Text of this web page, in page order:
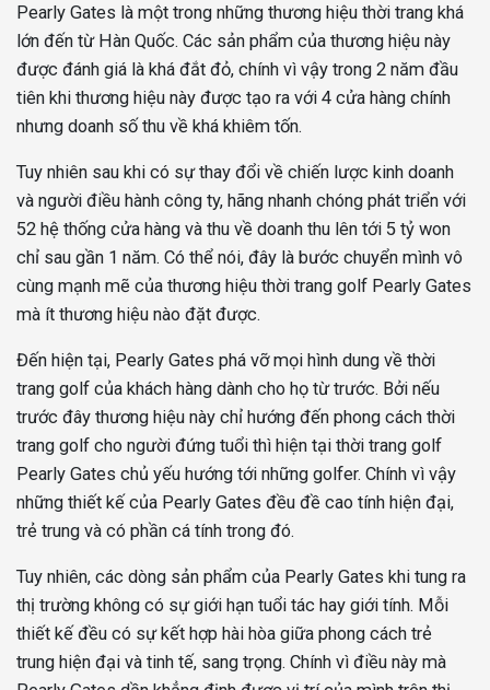
Pearly Gates là một trong những thương hiệu thời trang khá
lớn đến từ Hàn Quốc. Các sản phẩm của thương hiệu này
được đánh giá là khá đắt đỏ, chính vì vậy trong 2 năm đầu
tiên khi thương hiệu này được tạo ra với 4 cửa hàng chính
nhưng doanh số thu về khá khiêm tốn.
Tuy nhiên sau khi có sự thay đổi về chiến lược kinh doanh
và người điều hành công ty, hãng nhanh chóng phát triển với
52 hệ thống cửa hàng và thu về doanh thu lên tới 5 tỷ won
chỉ sau gần 1 năm. Có thể nói, đây là bước chuyển mình vô
cùng mạnh mẽ của thương hiệu thời trang golf Pearly Gates
mà ít thương hiệu nào đặt được.
Đến hiện tại, Pearly Gates phá vỡ mọi hình dung về thời
trang golf của khách hàng dành cho họ từ trước. Bởi nếu
trước đây thương hiệu này chỉ hướng đến phong cách thời
trang golf cho người đứng tuổi thì hiện tại thời trang golf
Pearly Gates chủ yếu hướng tới những golfer. Chính vì vậy
những thiết kế của Pearly Gates đều đề cao tính hiện đại,
trẻ trung và có phần cá tính trong đó.
Tuy nhiên, các dòng sản phẩm của Pearly Gates khi tung ra
thị trường không có sự giới hạn tuổi tác hay giới tính. Mỗi
thiết kế đều có sự kết hợp hài hòa giữa phong cách trẻ
trung hiện đại và tinh tế, sang trọng. Chính vì điều này mà